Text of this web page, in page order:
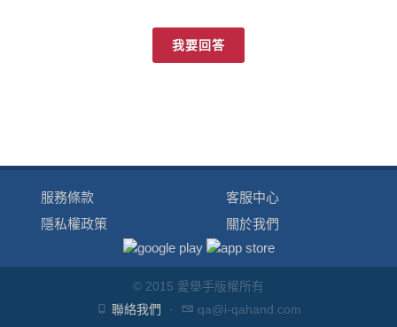
我要回答
服務條款
隱私權政策
客服中心
關於我們
© 2015 愛舉手版權所有
聯絡我們
· qa@i-qahand.com